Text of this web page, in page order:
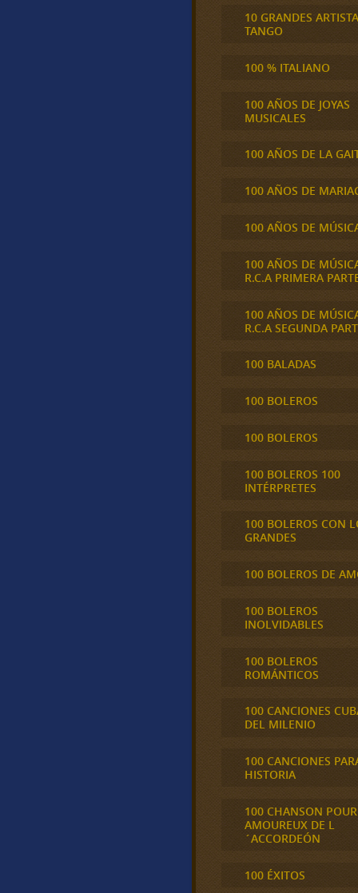
10 GRANDES
TANGO
100 % ITALIANO
100 AÑOS DE JOYAS
MUSICALES
100 AÑOS DE LA
100 AÑOS DE
100 AÑOS DE
100 AÑOS DE
R.C.A PRIMERA
100 AÑOS DE
R.C.A SEGUNDA
100 BALADAS
100 BOLEROS
100 BOLEROS
100 BOLEROS 100
INTÉRPRETES
100 BOLEROS CON
GRANDES
100 BOLEROS DE
100 BOLEROS
INOLVIDABLES
100 BOLEROS
ROMÁNTICOS
100 CANCIONES
DEL MILENIO
100 CANCIONES
HISTORIA
100 CHANSON
AMOUREUX DE L
´ACCORDEÓN
100 ÉXITOS